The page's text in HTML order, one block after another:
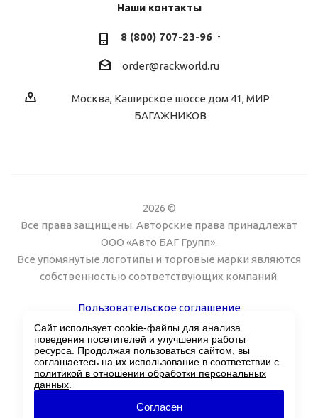
Наши контакты
8 (800) 707-23-96
order@rackworld.ru
Москва, Каширское шоссе дом 41, МИР
БАГАЖНИКОВ
2026 ©
Все права защищены. Авторские права принадлежат
ООО «Авто БАГ Групп».
Все упомянутые логотипы и торговые марки являются
собственностью соответствующих компаний.
Пользовательское соглашение
Поддержка сайта Twin px
Сайт использует cookie-файлы для анализа
поведения посетителей и улучшения работы
ресурса. Продолжая пользоваться сайтом, вы
соглашаетесь на их использование в соответствии с
политикой в отношении обработки персональных
данных
Согласен